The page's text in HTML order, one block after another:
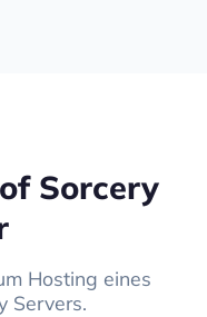
Sorcery
Hosting eines
Servers.